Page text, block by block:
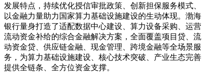
发展特点，持续优化授信审批政策、创新担保服务模式、
以金融力量助力国家算力基础设施建设的生动体现。渤海
银行量身打造了适配数据中心建设、算力设备采购、运营
流动资金补给的综合金融解决方案，全面覆盖项目贷、流
动资金贷、供应链金融、现金管理、跨境金融等全场景服
务，为算力基础设施建设、核心技术突破、产业生态完善
提供全链条、全方位资金支撑。